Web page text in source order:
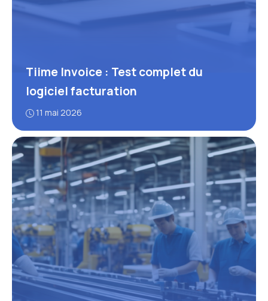
Tiime Invoice : Test complet du
logiciel facturation
11 mai 2026